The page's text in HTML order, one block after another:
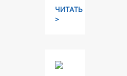
ЧИТАТЬ
>